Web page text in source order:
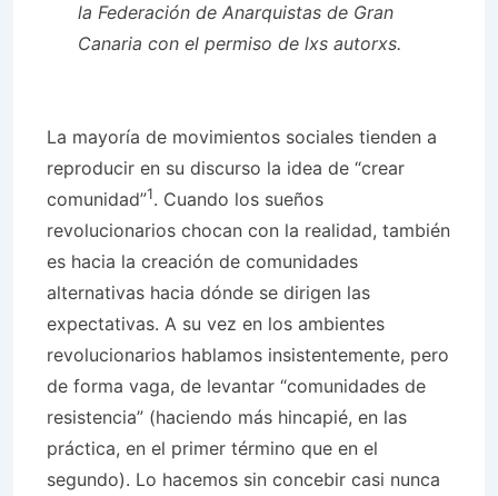
la Federación de Anarquistas de Gran
Canaria con el permiso de lxs autorxs.
La mayoría de movimientos sociales tienden a
reproducir en su discurso la idea de “crear
comunidad”1. Cuando los sueños
revolucionarios chocan con la realidad, también
es hacia la creación de comunidades
alternativas hacia dónde se dirigen las
expectativas. A su vez en los ambientes
revolucionarios hablamos insistentemente, pero
de forma vaga, de levantar “comunidades de
resistencia” (haciendo más hincapié, en las
práctica, en el primer término que en el
segundo). Lo hacemos sin concebir casi nunca